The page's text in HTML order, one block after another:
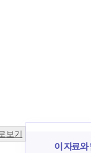
보기
이 자료와